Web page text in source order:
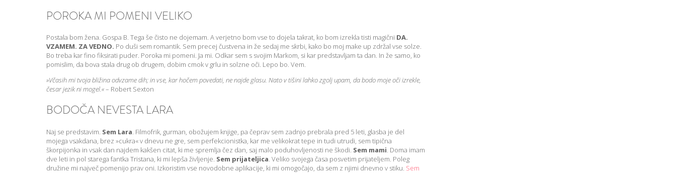
POROKA MI POMENI VELIKO
Postala bom žena. Gospa B. Tega še čisto ne dojemam. A verjetno bom vse to dojela takrat, ko bom izrekla tisti magični DA.
VZAMEM. ZA VEDNO. Po duši sem romantik. Sem precej čustvena in že sedaj me skrbi, kako bo moj make up zdržal vse solze.
Bo treba kar fino fiksirati puder. Poroka mi pomeni. Ja mi. Odkar sem s svojim Markom, si kar predstavljam ta dan. In že samo, ko
pomislim, da bova stala drug ob drugem, dobim cmok v grlu in solzne oči. Lepo bo. Vem.
»Včasih mi tvoja bližina odvzame dih; in vse, kar hočem povedati, ne najde glasu. Nato v tišini lahko zgolj upam, da bodo moje oči izrekle,
česar jezik ni mogel.«– Robert Sexton
BODOČA NEVESTA LARA
Naj se predstavim. Sem Lara . Filmofrik, gurman, obožujem knjige, pa čeprav sem zadnjo prebrala pred 5 leti, glasba je del
mojega vsakdana, brez »cukra« v dnevu ne gre, sem perfekcionistka, kar me velikokrat tepe in tudi utrudi, sem tipična
škorpijonka in vsak dan najdem kakšen citat, ki me spremlja čez dan, saj malo poduhovljenosti ne škodi. Sem mami . Doma imam
dve leti in pol starega fantka Tristana, ki mi lepša življenje. Sem prijateljica . Veliko svojega časa posvetim prijateljem. Poleg
družine mi največ pomenijo prav oni. Izkoristim vse novodobne aplikacije, ki mi omogočajo, da sem z njimi dnevno v stiku. Sem